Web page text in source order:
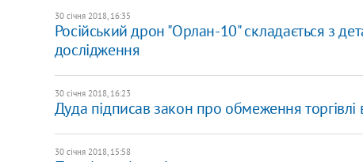
30 січня 2018, 16:35
Російський дрон "Орлан-10" складається з
дослідження
30 січня 2018, 16:23
Дуда підписав закон про обмеження торгівлі
30 січня 2018, 15:58